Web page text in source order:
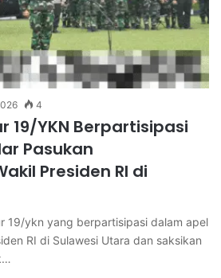
4
19/YKN Berpartisipasi
Pasukan
Presiden RI di
19/ykn yang berpartisipasi dalam apel
RI di Sulawesi Utara dan saksikan